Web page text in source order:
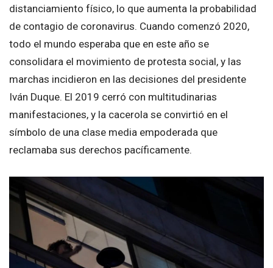
distanciamiento físico, lo que aumenta la probabilidad
de contagio de coronavirus. Cuando comenzó 2020,
todo el mundo esperaba que en este año se
consolidara el movimiento de protesta social, y las
marchas incidieron en las decisiones del presidente
Iván Duque. El 2019 cerró con multitudinarias
manifestaciones, y la cacerola se convirtió en el
símbolo de una clase media empoderada que
reclamaba sus derechos pacíficamente.